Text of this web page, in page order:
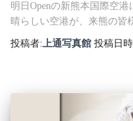
明日Openの新熊本国際空
晴らしい空港が、来熊の皆
投稿者:上通写真館 投稿日